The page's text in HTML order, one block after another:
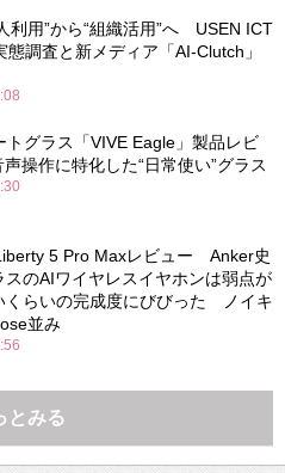
利用”から“組織活用”へ USEN ICT
態調査と新メディア「AI-Clutch」
トグラス「VIVE Eagle」製品レビ
操作に特化した“日常使い”グラス
5 Pro Maxレビュー Anker史
スのAIワイヤレスイヤホンは弱点が
くらいの完成度にびびった ノイキ
並み
とみる